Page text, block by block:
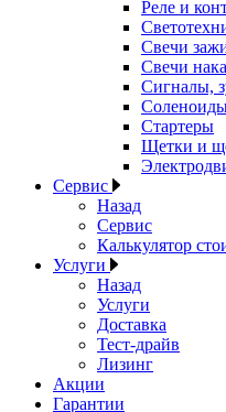
Реле и
Свечи
Свечи
Сигналы,
Стартеры
Щетки и
Сервис
Назад
Сервис
Калькулятор
Услуги
Назад
Услуги
Доставка
Тест-драйв
Лизинг
Акции
Гарантии